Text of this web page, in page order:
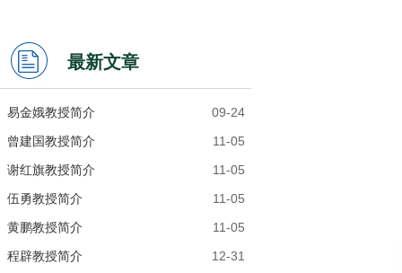
最新文章
09-24
易金娥教授简介
11-05
曾建国教授简介
11-05
谢红旗教授简介
11-05
伍勇教授简介
11-05
黄鹏教授简介
12-31
程辟教授简介